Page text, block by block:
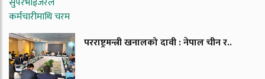
परराष्ट्रमन्त्री खनालको दावी : नेपाल चीन र..